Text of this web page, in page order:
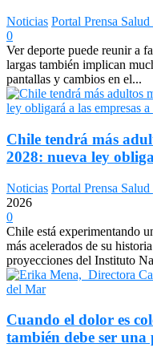
Noticias Portal Prensa
0
Ver deporte puede reunir a
largas también implican
pantallas y cambios en el...
Chile tendrá más
2028: nueva ley
Noticias Portal Prensa
2026
0
Chile está experimentando
más acelerados de su
proyecciones del Instituto
Cuando el dolor es
también debe ser